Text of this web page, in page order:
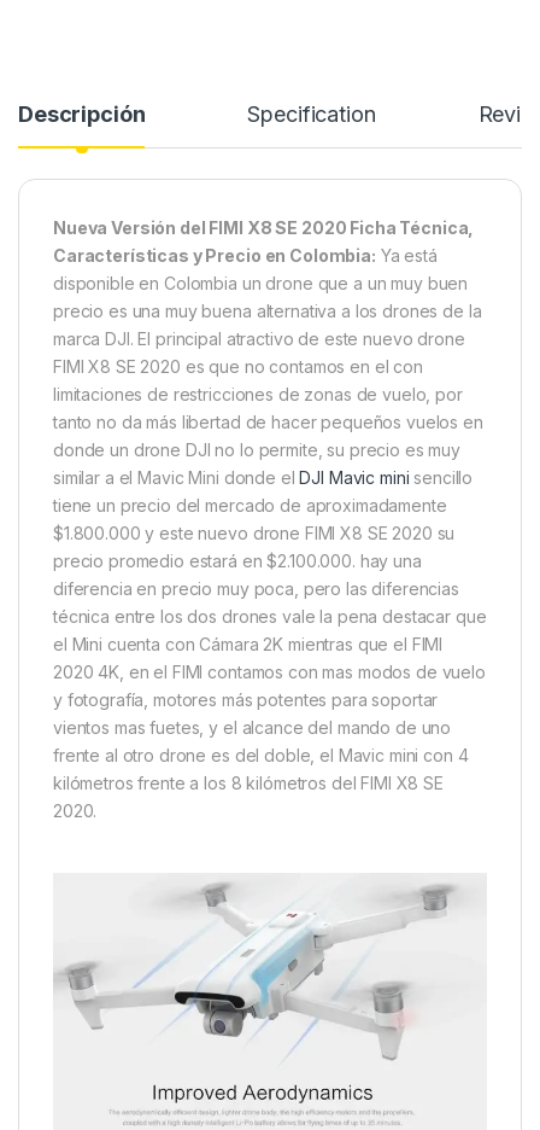
Descripción Specification
Nueva Versión del FIMI X8 SE 2020 Ficha Técnica,
Características y Precio en Colombia: Ya está
disponible en Colombia un drone que a un muy buen
precio es una muy buena alternativa a los drones de la
marca DJI. El principal atractivo de este nuevo drone
FIMI X8 SE 2020 es que no contamos en el con
limitaciones de restricciones de zonas de vuelo, por
tanto no da más libertad de hacer pequeños vuelos en
donde un drone DJI no lo permite, su precio es muy
similar a el Mavic Mini donde elDJI Mavic mini sencillo
tiene un precio del mercado de aproximadamente
$1.800.000 y este nuevo drone FIMI X8 SE 2020 su
precio promedio estará en $2.100.000. hay una
diferencia en precio muy poca, pero las diferencias
técnica entre los dos drones vale la pena destacar que
el Mini cuenta con Cámara 2K mientras que el FIMI
2020 4K, en el FIMI contamos con mas modos de vuelo
y fotografía, motores más potentes para soportar
vientos mas fuetes, y el alcance del mando de uno
frente al otro drone es del doble, el Mavic mini con 4
kilómetros frente a los 8 kilómetros del FIMI X8 SE
2020.